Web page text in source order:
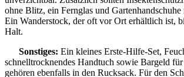
ohne Blitz, ein Fernglas und
Ein Wanderstock, der oft vor Ort erhältlich ist,
Halt.
Sonstiges: Ein kleines Erste-Hilfe-Set,
schnelltrocknendes Handtuch sowie Bargeld
gehören ebenfalls in den Rucksack. Für den